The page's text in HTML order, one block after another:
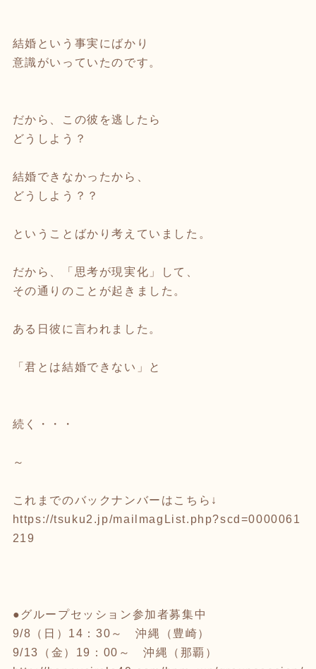
結婚という事実にばかり
意識がいっていたのです。
だから、この彼を逃したら
どうしよう？
結婚できなかったから、
どうしよう？？
ということばかり考えていました。
だから、「思考が現実化」して、
その通りのことが起きました。
ある日彼に言われました。
「君とは結婚できない」と
続く・・・
～
これまでのバックナンバーはこちら↓
https://tsuku2.jp/mailmagList.php?scd=0000061
219
●グループセッション参加者募集中
9/8（日）14：30～ 沖縄（豊崎）
9/13（金）19：00～ 沖縄（那覇）